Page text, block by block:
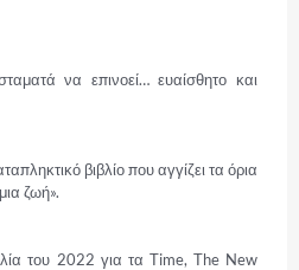
να επινοεί… ευαίσθητο και
βιβλίο που αγγίζει τα όρια
ζωή».
του 2022 για τα Time, The New